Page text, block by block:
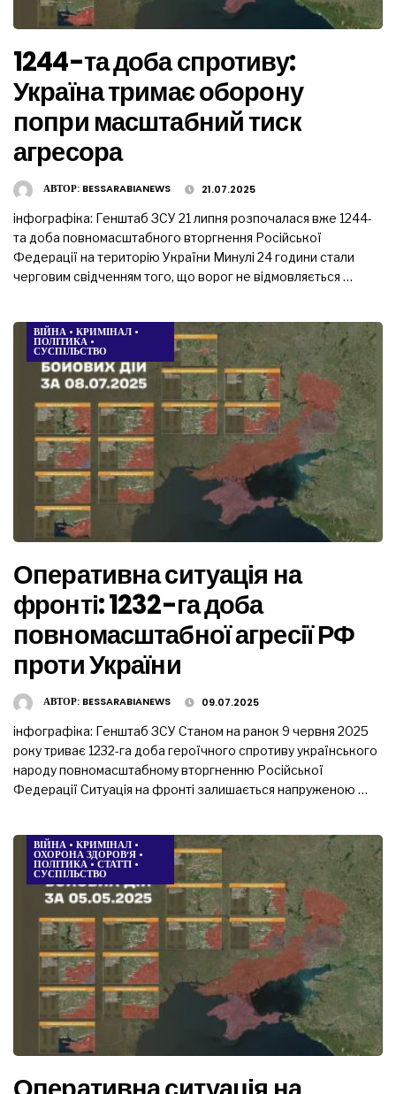
1244-та доба спротиву:
Україна тримає оборону
попри масштабний тиск
агресора
АВТОР: BESSARABIANEWS 21.07.2025
інфографіка: Генштаб ЗСУ 21 липня розпочалася вже 1244-
та доба повномасштабного вторгнення Російської
Федерації на територію України Минулі 24 години стали
черговим свідченням того, що ворог не відмовляється …
ВІЙНА • КРИМІНАЛ •
ПОЛІТИКА •
СУСПІЛЬСТВО
Оперативна ситуація на
фронті: 1232-га доба
повномасштабної агресії РФ
проти України
АВТОР: BESSARABIANEWS 09.07.2025
інфографіка: Генштаб ЗСУ Станом на ранок 9 червня 2025
року триває 1232-га доба героїчного спротиву українського
народу повномасштабному вторгненню Російської
Федерації Ситуація на фронті залишається напруженою …
ВІЙНА • КРИМІНАЛ •
ОХОРОНА ЗДОРОВ’Я •
ПОЛІТИКА •СТАТТІ •
СУСПІЛЬСТВО